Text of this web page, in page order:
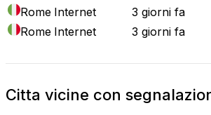
Rome Internet
3 giorni fa
Rome Internet 3 giorni fa
Citta vicine con